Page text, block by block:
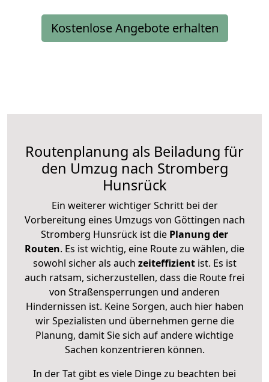
Kostenlose Angebote erhalten
Routenplanung als Beiladung für
den Umzug nach Stromberg
Hunsrück
Ein weiterer wichtiger Schritt bei der
Vorbereitung eines Umzugs von Göttingen nach
Stromberg Hunsrück ist die Planung der
Routen. Es ist wichtig, eine Route zu wählen, die
sowohl sicher als auch zeiteffizientist. Es ist
auch ratsam, sicherzustellen, dass die Route frei
von Straßensperrungen und anderen
Hindernissen ist. Keine Sorgen, auch hier haben
wir Spezialisten und übernehmen gerne die
Planung, damit Sie sich auf andere wichtige
Sachen konzentrieren können.
In der Tat gibt es viele Dinge zu beachten bei